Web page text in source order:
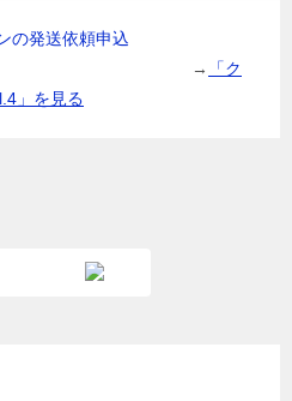
→
「ク
」を見る